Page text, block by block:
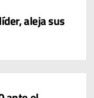
aleja sus